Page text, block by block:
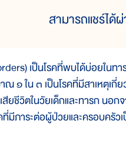
สามารถแชร์ได้
เป็นโรคที่พบได้บ่อยในทาร
ณ ๑ ใน ๓ เป็นโรคที่มีสาเหตุเ
ยชีวิตในวัยเด็กและทารก นอ
มีภาระต่อผู้ป่วยและครอบครัว